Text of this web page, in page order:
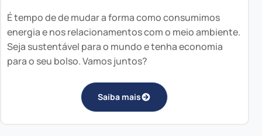
É tempo de de mudar a forma como consumimos
energia e nos relacionamentos com o meio ambiente.
Seja sustentável para o mundo e tenha economia
para o seu bolso. Vamos juntos?
Saiba mais